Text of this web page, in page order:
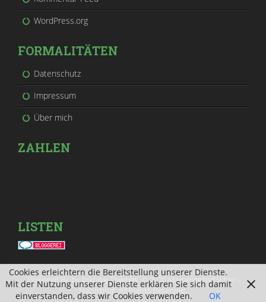
WordPress.org
FORMALITÄTEN
Datenschutz
Impressum
Über mich
ZAHLEN
LISTEN
Powered By by Inkhive Themes
. © 2026 Meisengezwitscher -
Naturblog. All Rights Reserved.
Cookies erleichtern die Bereitstellung unserer Dienste.
Mit der Nutzung unserer Dienste erklären Sie sich damit
einverstanden, dass wir Cookies verwenden.
OK